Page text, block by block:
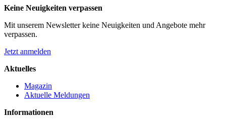
Keine Neuigkeiten verpassen
Mit unserem Newsletter keine Neuigkeiten und Angebote mehr
verpassen.
Jetzt anmelden
Aktuelles
Magazin
Aktuelle Meldungen
Informationen